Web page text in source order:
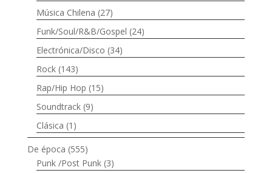
Música Chilena (27)
Funk/Soul/R&B/Gospel (24)
Electrónica/Disco (34)
Rock (143)
Rap/Hip Hop (15)
Soundtrack (9)
Clásica (1)
De época (555)
Punk /Post Punk (3)